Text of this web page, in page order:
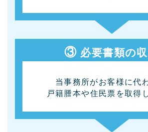
③ 必要書類の
当事務所がお客様に代
戸籍謄本や住民票を取得